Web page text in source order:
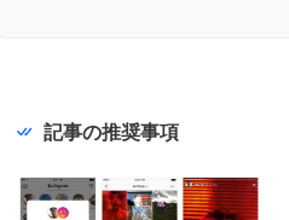
記事の推奨事項